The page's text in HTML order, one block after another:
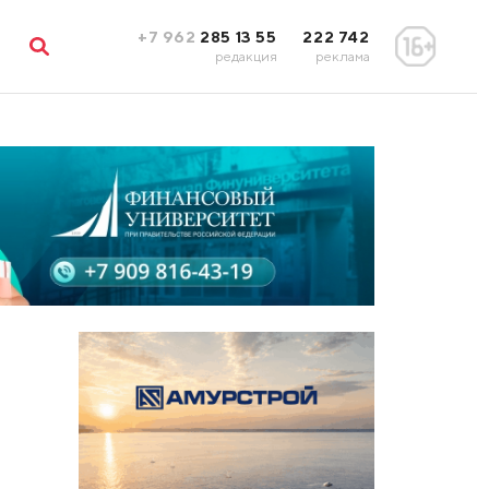
+7 962 285 13 55
редакция
222 742
реклама